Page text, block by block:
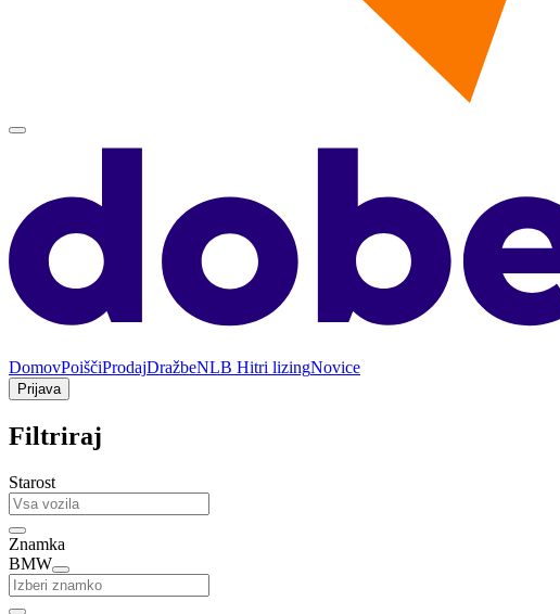
DomovPoiščiProdajDražbeNLB Hitri lizingNovice
Prijava
Filtriraj
Starost
Znamka
BMW